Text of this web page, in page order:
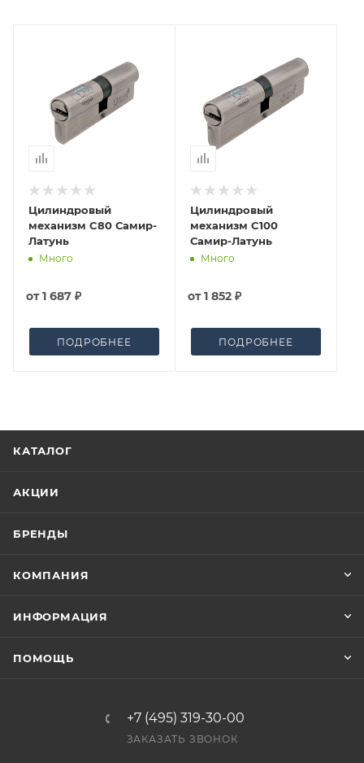
окончательными. После оформления заказа
приходит письмо только для подтверждения, что
заказ был получен.
Конечная цена будет отображена в высланном
счете после проверки товара на наличие на складе.
Фактом подтверждения покупки будет считаться
оплата выставленного счета.
Цилиндровый
механизм C80 Самир-
Латунь
Много
от1 687 ₽
ПОДРОБНЕЕ
Цилиндровый
механизм C100
Самир-Латунь
Много
от1 852 ₽
ПОДРОБНЕЕ
КАТАЛОГ
АКЦИИ
БРЕНДЫ
КОМПАНИЯ
ИНФОРМАЦИЯ
ПОМОЩЬ
+7 (495) 319-30-00
ЗАКАЗАТЬ ЗВОНОК